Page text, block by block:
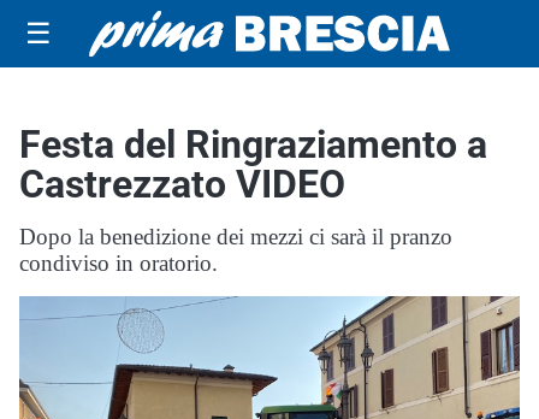
☰
Festa del Ringraziamento a
Castrezzato VIDEO
Dopo la benedizione dei mezzi ci sarà il pranzo
condiviso in oratorio.